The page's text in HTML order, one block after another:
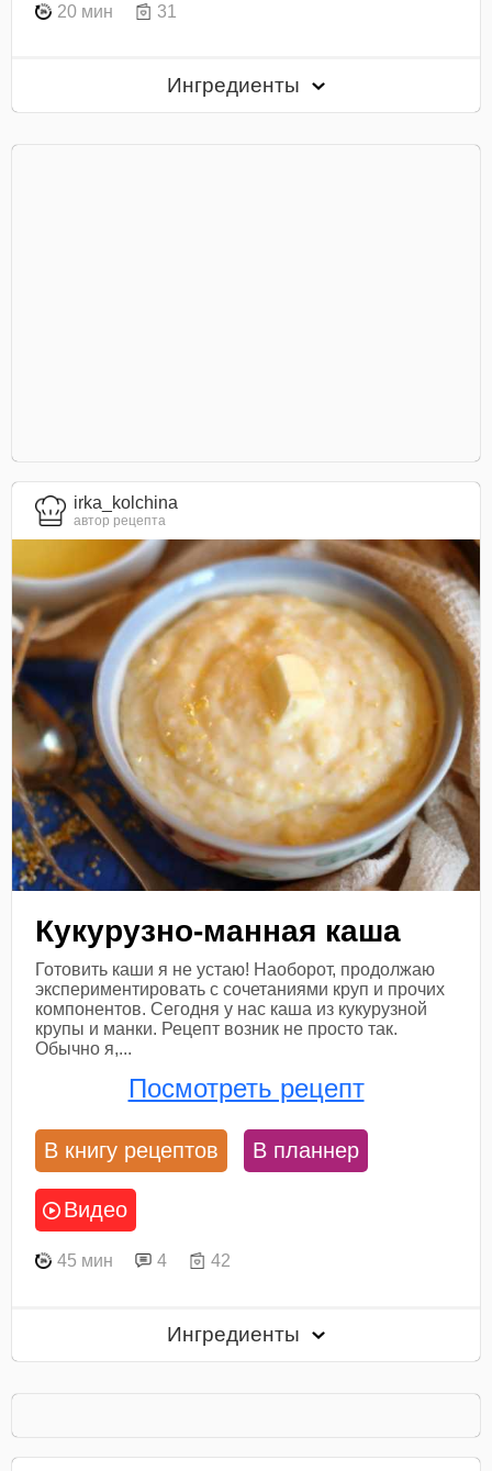
20 мин 31
Ингредиенты
irka_kolchina
автор рецепта
Кукурузно-манная каша
Готовить каши я не устаю! Наоборот, продолжаю
экспериментировать с сочетаниями круп и прочих
компонентов. Сегодня у нас каша из кукурузной
крупы и манки. Рецепт возник не просто так.
Обычно я,...
Посмотреть рецепт
В книгу рецептов В планнер
Видео
45 мин 4 42
Ингредиенты